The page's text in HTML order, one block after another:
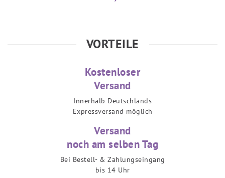
VORTEILE
Kostenloser
Versand
Innerhalb Deutschlands
Expressversand möglich
Versand
noch am selben Tag
Bei Bestell- & Zahlungseingang
bis 14 Uhr